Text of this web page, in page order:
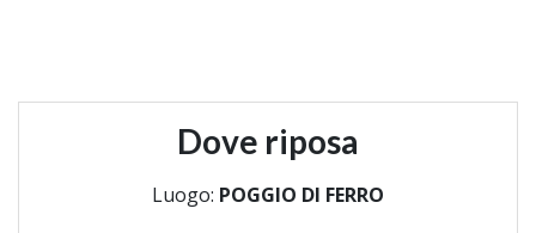
Dove riposa
Luogo: POGGIO DI FERRO